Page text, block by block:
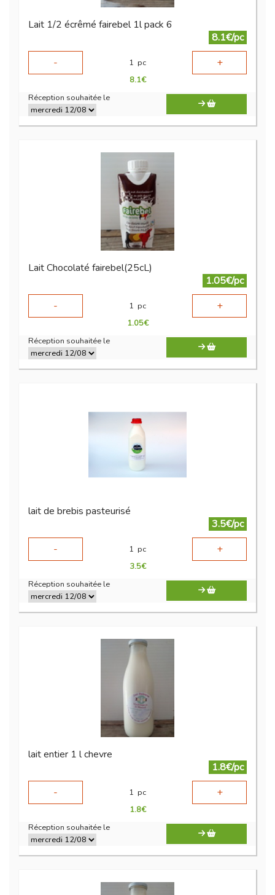
Lait 1/2 écrêmé fairebel 1l pack 6
8.1€/pc
-
1 pc +
8.1€
Réception souhaitée le
Lait Chocolaté fairebel(25cL)
1.05€/pc
-
1 pc +
1.05€
Réception souhaitée le
lait de brebis pasteurisé
3.5€/pc
-
1 pc +
3.5€
Réception souhaitée le
lait entier 1 l chevre
1.8€/pc
-
1 pc +
1.8€
Réception souhaitée le